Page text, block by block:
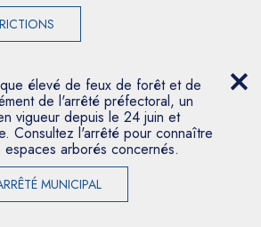
élevé de feux de forêt et de
de l'arrêté préfectoral, un
vigueur depuis le 24 juin et
Consultez l'arrêté pour connaître
arborés concernés.
MUNICIPAL